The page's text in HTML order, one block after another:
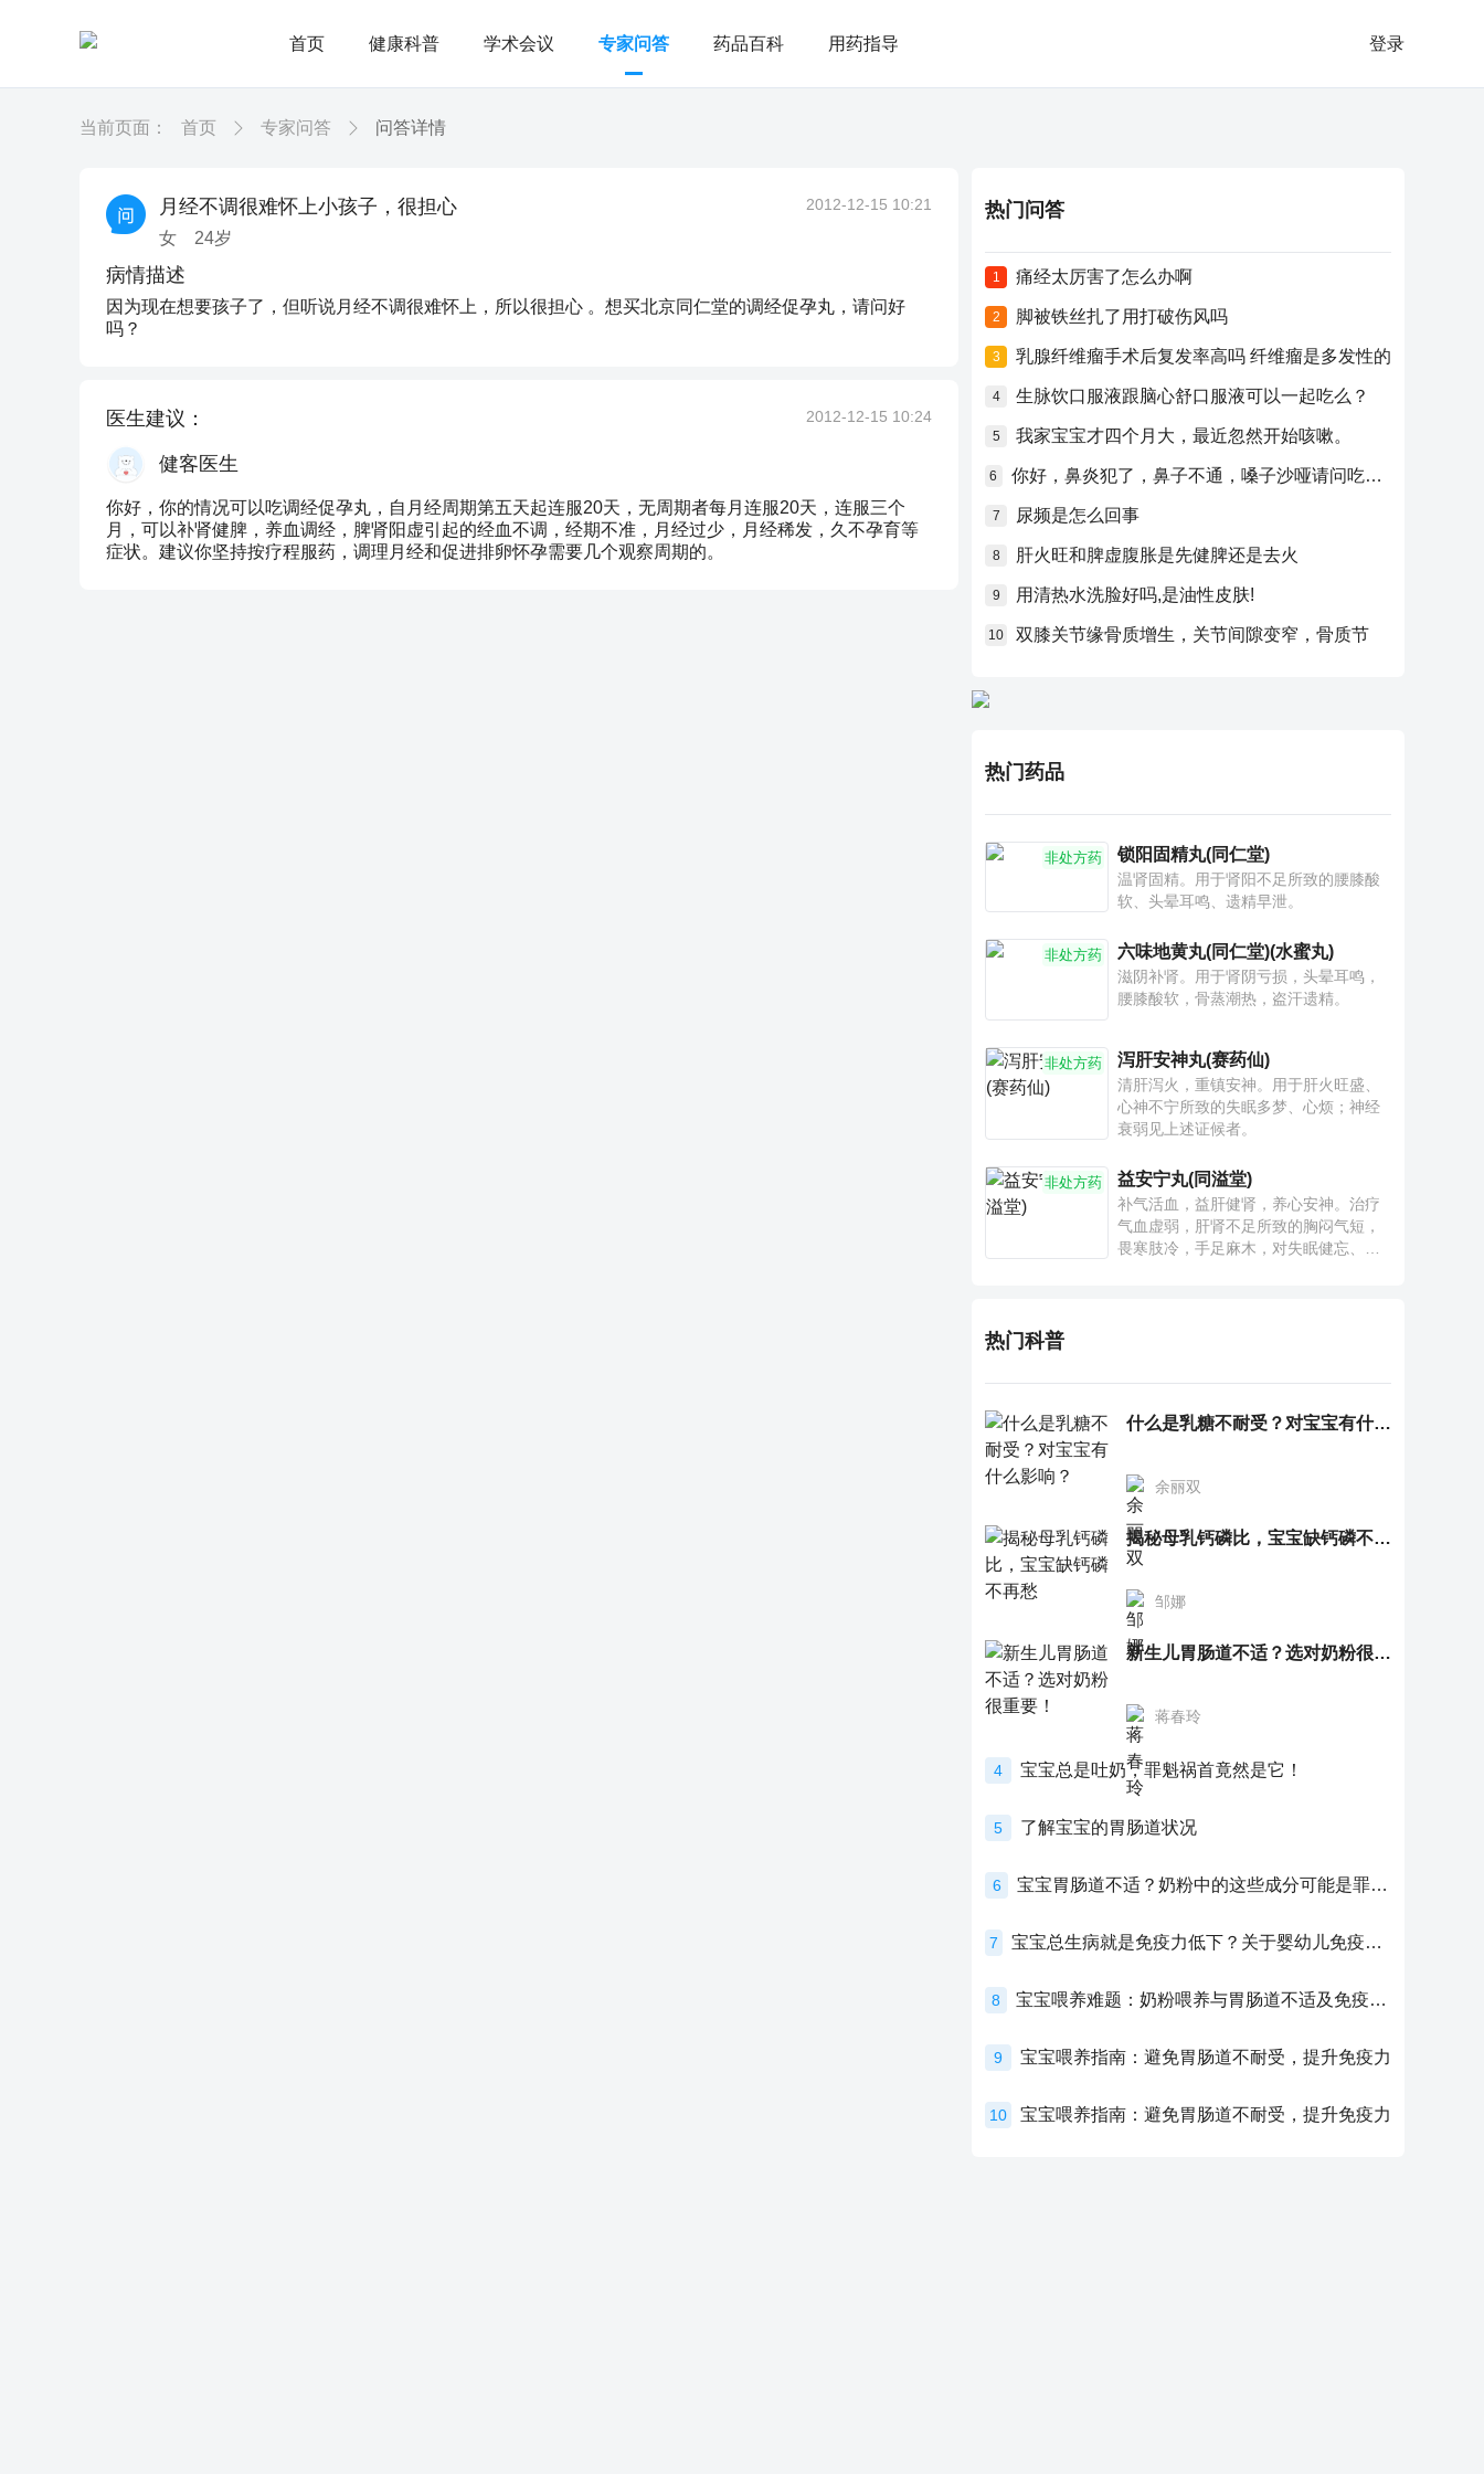
首页 健康科普 学术会议 专家问答 药品百科 用药指导 登录
当前页面： 首页 专家问答 问答详情
月经不调很难怀上小孩子，很担心
女 24岁
2012-12-15 10:21
病情描述
因为现在想要孩子了，但听说月经不调很难怀上，所以很担心 。想买北京同仁堂的调经促孕丸，请问好
吗？
医生建议： 2012-12-15 10:24
健客医生
你好，你的情况可以吃调经促孕丸，自月经周期第五天起连服20天，无周期者每月连服20天，连服三个
月，可以补肾健脾，养血调经，脾肾阳虚引起的经血不调，经期不准，月经过少，月经稀发，久不孕育等
症状。建议你坚持按疗程服药，调理月经和促进排卵怀孕需要几个观察周期的。
热门问答
1 痛经太厉害了怎么办啊
2 脚被铁丝扎了用打破伤风吗
3 乳腺纤维瘤手术后复发率高吗 纤维瘤是多发性的
4 生脉饮口服液跟脑心舒口服液可以一起吃么？
5 我家宝宝才四个月大，最近忽然开始咳嗽。
6 你好，鼻炎犯了，鼻子不通，嗓子沙哑请问吃什么药比较好？
7 尿频是怎么回事
8 肝火旺和脾虚腹胀是先健脾还是去火
9 用清热水洗脸好吗,是油性皮肤!
10 双膝关节缘骨质增生，关节间隙变窄，骨质节
热门药品
非处方药 锁阳固精丸(同仁堂)
温肾固精。用于肾阳不足所致的腰膝酸
软、头晕耳鸣、遗精早泄。
非处方药 六味地黄丸(同仁堂)(水蜜丸)
滋阴补肾。用于肾阴亏损，头晕耳鸣，
腰膝酸软，骨蒸潮热，盗汗遗精。
非处方药 泻肝安神丸(赛药仙)
清肝泻火，重镇安神。用于肝火旺盛、
心神不宁所致的失眠多梦、心烦；神经
衰弱见上述证候者。
非处方药 益安宁丸(同溢堂)
补气活血，益肝健肾，养心安神。治疗
气血虚弱，肝肾不足所致的胸闷气短，
畏寒肢冷，手足麻木，对失眠健忘、神
热门科普
什么是乳糖不耐受？对宝宝有什么影响？
余丽双
揭秘母乳钙磷比，宝宝缺钙磷不再愁
邹娜
新生儿胃肠道不适？选对奶粉很重要！
蒋春玲
4 宝宝总是吐奶，罪魁祸首竟然是它！
5 了解宝宝的胃肠道状况
6 宝宝胃肠道不适？奶粉中的这些成分可能是罪魁祸首！
7 宝宝总生病就是免疫力低下？关于婴幼儿免疫力的真相，家长必须了解！
8 宝宝喂养难题：奶粉喂养与胃肠道不适及免疫力提升的奥秘
9 宝宝喂养指南：避免胃肠道不耐受，提升免疫力
10 宝宝喂养指南：避免胃肠道不耐受，提升免疫力